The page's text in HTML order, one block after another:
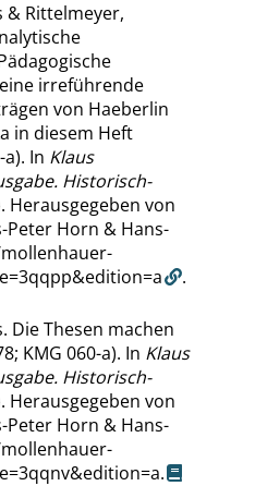
& Rittelmeyer,
irreführende
von Haeberlin
in diesem Heft
In Klaus
Historisch-
Herausgegeben von
Peter Horn & Hans-
.
Die Thesen machen
KMG 060-a). In Klaus
Historisch-
Herausgegeben von
Peter Horn & Hans-
.